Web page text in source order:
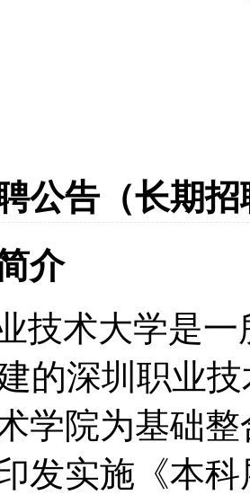
公告（长期招
介
技术大学是
的深圳职业
学院为基础
发实施《本